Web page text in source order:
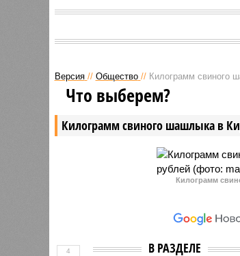
Версия // Общество // Килограмм свиного
Килограмм свиного шашлыка в
Что выберем?
Килограмм
В РАЗДЕЛЕ
4